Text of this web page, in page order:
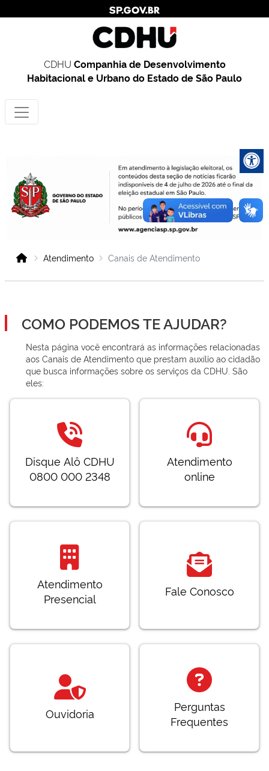
CDHU Companhia de Desenvolvimento
Habitacional e Urbano do Estado de São Paulo
Atendimento Canais de Atendimento
COMO PODEMOS TE AJUDAR?
Nesta página você encontrará as informações relacionadas
aos Canais de Atendimento que prestam auxílio ao cidadão
que busca informações sobre os serviços da CDHU. São
eles:
Disque Alô CDHU
0800 000 2348
Atendimento
online
Atendimento
Presencial
Fale Conosco
Ouvidoria
Perguntas
Frequentes